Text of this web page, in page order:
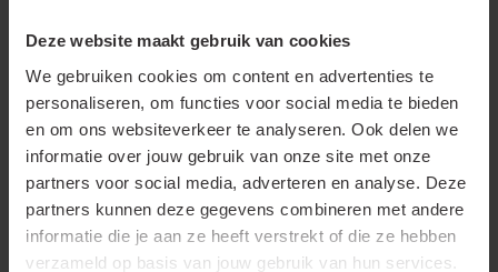
Deze website maakt gebruik van cookies
We gebruiken cookies om content en advertenties te
personaliseren, om functies voor social media te bieden
en om ons websiteverkeer te analyseren. Ook delen we
informatie over jouw gebruik van onze site met onze
partners voor social media, adverteren en analyse. Deze
partners kunnen deze gegevens combineren met andere
informatie die je aan ze heeft verstrekt of die ze hebben
verzameld op basis van jouw gebruik van hun services.
Breedte
110 mm
Type connector
Kapvormdeel
Hoek
90 - 90 °
Materiaal
Kunststof
Materiaalkwaliteit
Polyvinylchloride (PVC)